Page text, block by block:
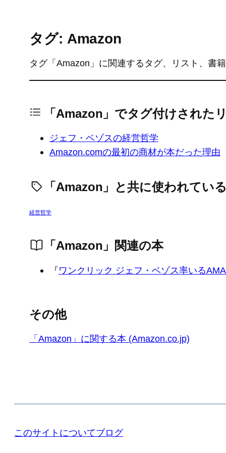
タグ: Amazon
タグ「Amazon」に関連するタグ、リスト、書籍
「Amazon」でタグ付けされた
ジェフ・ベゾスの経営哲学
Amazon.comの最初の商材が本だった理由
「Amazon」と共に使われてい
経営哲学
「Amazon」関連の本
『ワンクリック ジェフ・ベゾス率いる
その他
「Amazon」に関する本 (Amazon.co.jp)
このサイトについてブログ